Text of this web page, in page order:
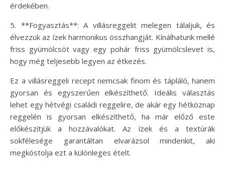
érdekében.
5. **Fogyasztás**: A villásreggelit melegen tálaljuk, és
élvezzük az ízek harmonikus összhangját. Kínálhatunk mellé
friss gyümölcsöt vagy egy pohár friss gyümölcslevet is,
hogy még teljesebb legyen az étkezés.
Ez a villásreggeli recept nemcsak finom és tápláló, hanem
gyorsan és egyszerűen elkészíthető. Ideális választás
lehet egy hétvégi családi reggelire, de akár egy hétköznap
reggelén is gyorsan elkészíthető, ha már előző este
előkészítjük a hozzávalókat. Az ízek és a textúrák
sokfélesége garantáltan elvarázsol mindenkit, aki
megkóstolja ezt a különleges ételt.